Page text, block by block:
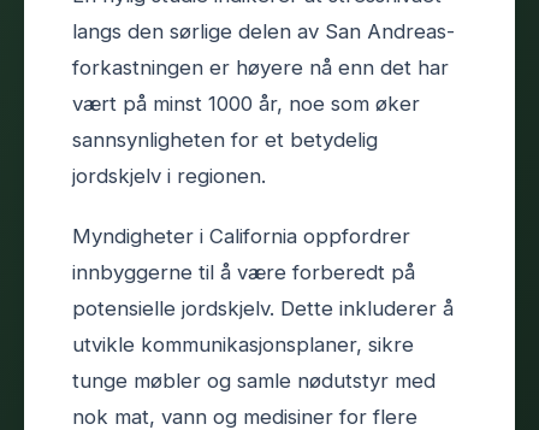
langs den sørlige delen av San Andreas-
forkastningen er høyere nå enn det har
vært på minst 1000 år, noe som øker
sannsynligheten for et betydelig
jordskjelv i regionen.
Myndigheter i California oppfordrer
innbyggerne til å være forberedt på
potensielle jordskjelv. Dette inkluderer å
utvikle kommunikasjonsplaner, sikre
tunge møbler og samle nødutstyr med
nok mat, vann og medisiner for flere